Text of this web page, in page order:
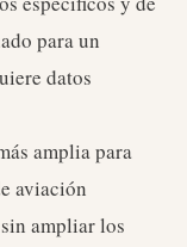
para un
datos
amplia para
aviación
ampliar los